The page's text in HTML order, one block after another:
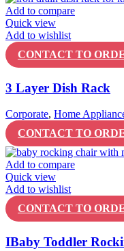
Add to compare
Quick view
Add to wishlist
CONTACT TO
3 Layer Dish Rack
Corporate, Home
CONTACT TO
Add to compare
Quick view
Add to wishlist
CONTACT TO
IBaby Toddler